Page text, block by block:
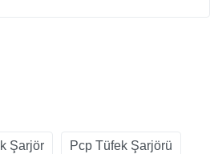
Şarjör Pcp Tüfek Şarjörü